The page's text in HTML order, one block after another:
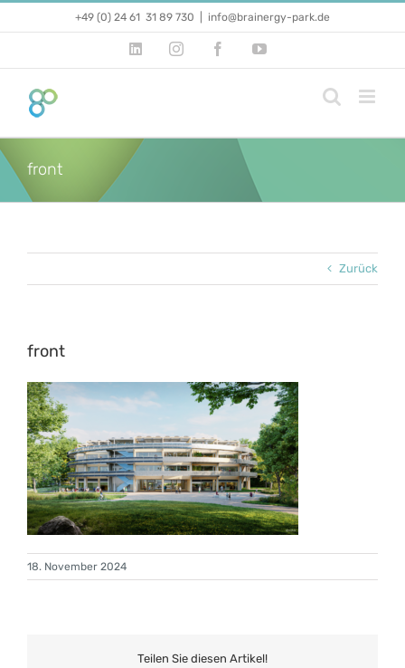
+49 (0) 24 61 31 89 730 info@brainergy-park.de
LinkedInInstagramFacebookYouTube
front
Zurück
front
18. November 2024
Teilen Sie diesen Artikel!